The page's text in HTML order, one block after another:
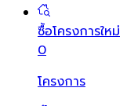
ซื้อโครงการใหม่
0
โครงการ